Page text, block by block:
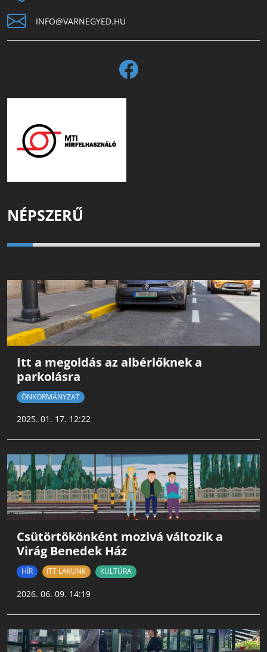
INFO@VARNEGYED.HU
NÉPSZERŰ
Itt a megoldás az albérlőknek a
parkolásra
ÖNKORMÁNYZAT
2025. 01. 17. 12:22
Csütörtökönként mozivá változik a
Virág Benedek Ház
HÍR ITT LAKUNK KULTÚRA
2026. 06. 09. 14:19